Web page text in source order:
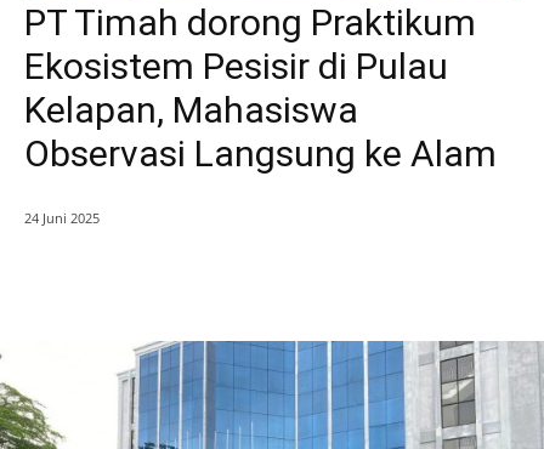
PT Timah dorong Praktikum
Ekosistem Pesisir di Pulau
Kelapan, Mahasiswa
Observasi Langsung ke Alam
24 Juni 2025